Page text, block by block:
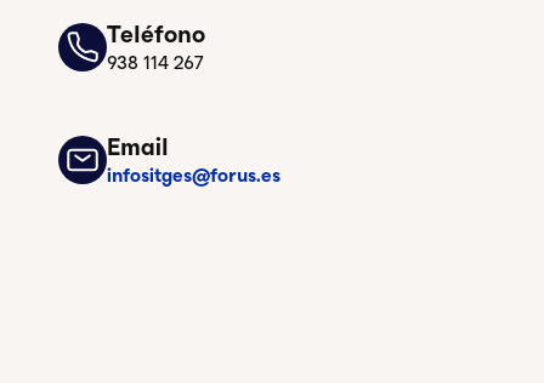
Teléfono
938 114 267
Email
infositges@forus.es